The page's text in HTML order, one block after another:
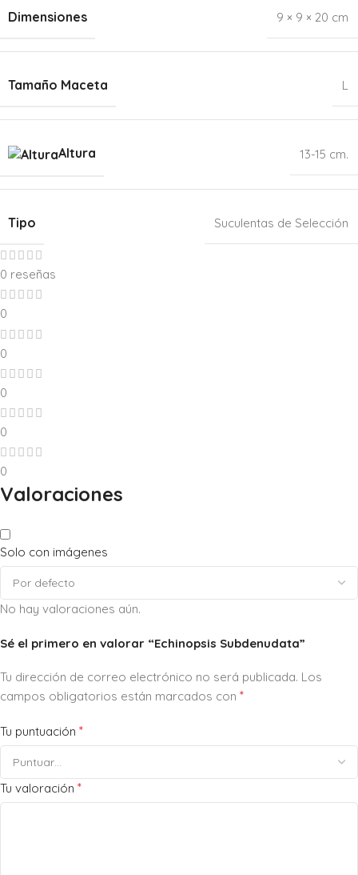
Dimensiones 9 × 9 × 20 cm
Tamaño Maceta L
Altura 13-15 cm.
Tipo Suculentas de Selección
0 reseñas
0
0
0
0
0
Valoraciones
Solo con imágenes
No hay valoraciones aún.
Sé el primero en valorar “Echinopsis Subdenudata”
Tu dirección de correo electrónico no será publicada. Los
campos obligatorios están marcados con *
Tu puntuación *
Tu valoración *